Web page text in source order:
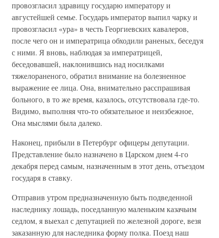
провозгласил здравицу государю императору и
августейшей семье. Государь император выпил чарку и
провозгласил «ура» в честь Георгиевских кавалеров,
после чего он и императрица обходили раненых, беседуя
с ними. Я вновь, наблюдая за императрицей,
беседовавшей, наклонившись над носилками
тяжелораненого, обратил внимание на болезненное
выражение ее лица. Она, внимательно расспрашивая
больного, в то же время, казалось, отсутствовала где-то.
Видимо, выполняя что-то обязательное и неизбежное,
Она мыслями была далеко.
Наконец, прибыли в Петербург офицеры депутации.
Представление было назначено в Царском днем 4-го
декабря перед самым, назначенным в этот день, отъездом
государя в ставку.
Отправив утром предназначенную быть подведенной
наследнику лошадь, поседланную маленьким казачьим
седлом, я выехал с депутацией по железной дороге, везя
заказанную для наследника форму полка. Поезд наш